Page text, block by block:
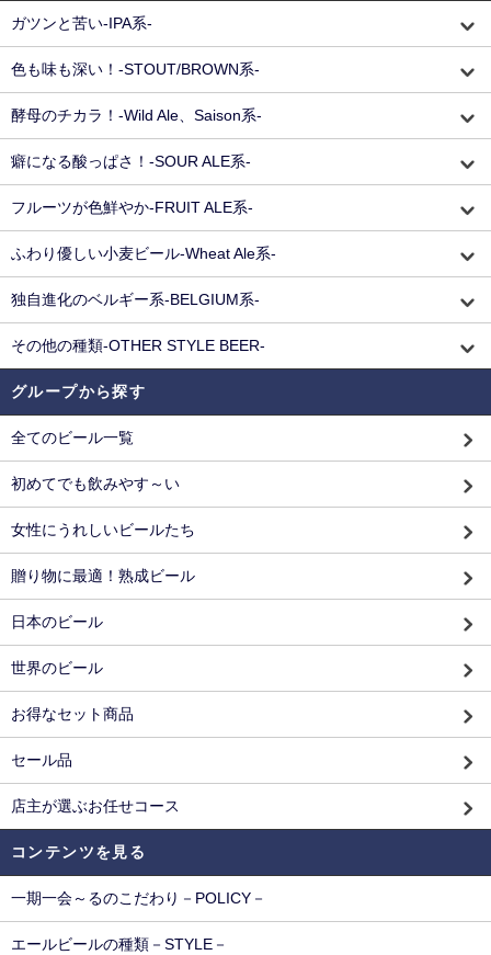
ガツンと苦い-IPA系-
色も味も深い！-STOUT/BROWN系-
酵母のチカラ！-Wild Ale、Saison系-
癖になる酸っぱさ！-SOUR ALE系-
フルーツが色鮮やか-FRUIT ALE系-
ふわり優しい小麦ビール-Wheat Ale系-
独自進化のベルギー系-BELGIUM系-
その他の種類-OTHER STYLE BEER-
グループから探す
全てのビール一覧
初めてでも飲みやす～い
女性にうれしいビールたち
贈り物に最適！熟成ビール
日本のビール
世界のビール
お得なセット商品
セール品
店主が選ぶお任せコース
コンテンツを見る
一期一会～るのこだわり－POLICY－
エールビールの種類－STYLE－